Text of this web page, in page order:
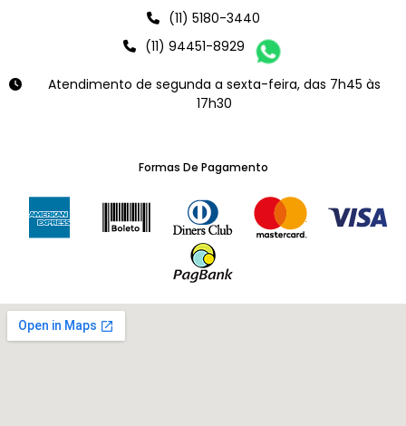
(11) 5180-3440
(11) 94451-8929
Atendimento de segunda a sexta-feira, das 7h45 às
17h30
Formas De Pagamento